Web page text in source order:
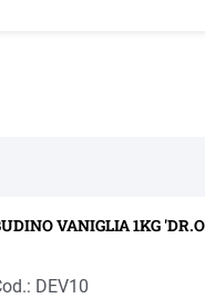
VANIGLIA 1KG
DEV10